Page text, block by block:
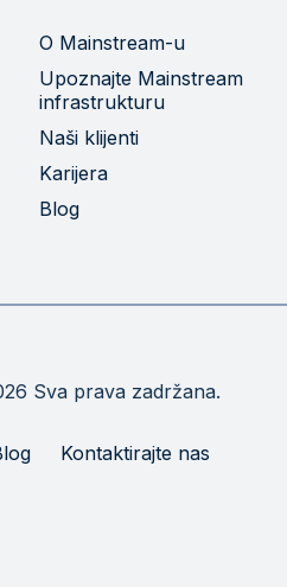
O Mainstream-u
Upoznajte Mainstream
infrastrukturu
Naši klijenti
Karijera
Blog
Sva prava zadržana.
Kontaktirajte nas